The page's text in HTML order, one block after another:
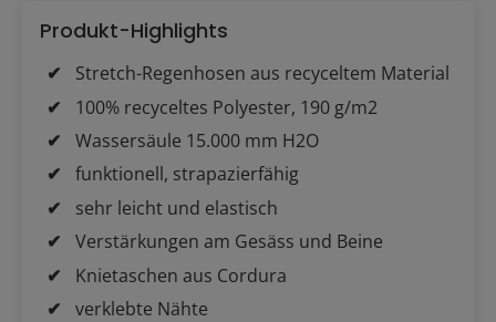
Produkt-Highlights
Stretch-Regenhosen aus recyceltem Material
100% recyceltes Polyester, 190 g/m2
Wassersäule 15.000 mm H2O
funktionell, strapazierfähig
sehr leicht und elastisch
Verstärkungen am Gesäss und Beine
Knietaschen aus Cordura
verklebte Nähte